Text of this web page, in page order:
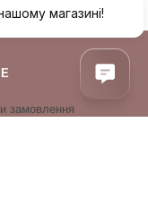
замовлення